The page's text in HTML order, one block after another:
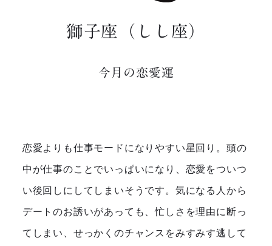
獅子座（しし座）
今月の恋愛運
恋愛よりも仕事モードになりやすい星回り。頭の
中が仕事のことでいっぱいになり、恋愛をついつ
い後回しにしてしまいそうです。気になる人から
デートのお誘いがあっても、忙しさを理由に断っ
てしまい、せっかくのチャンスをみすみす逃して